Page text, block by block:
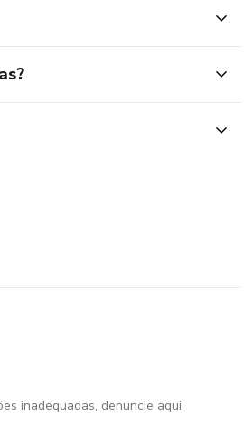
inadequadas, denuncie aqui